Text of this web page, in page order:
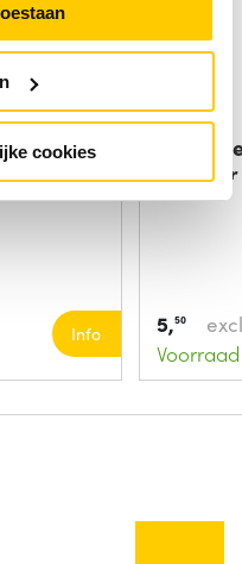
cookies
Info
ACT
adapter
5,50
Voorraad